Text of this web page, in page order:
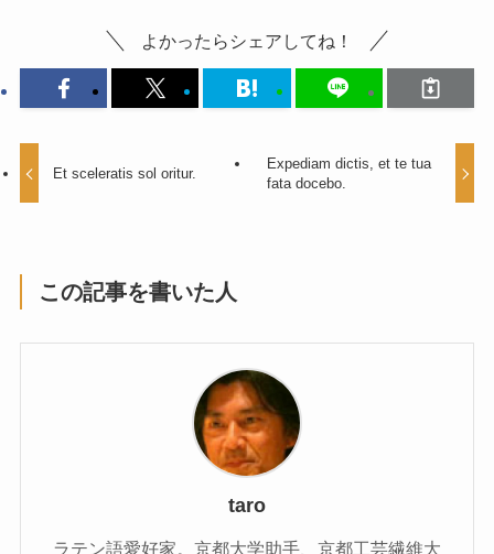
よかったらシェアしてね！
Et sceleratis sol oritur.
Expediam dictis, et te tua
fata docebo.
この記事を書いた人
taro
ラテン語愛好家。京都大学助手、京都工芸繊維大